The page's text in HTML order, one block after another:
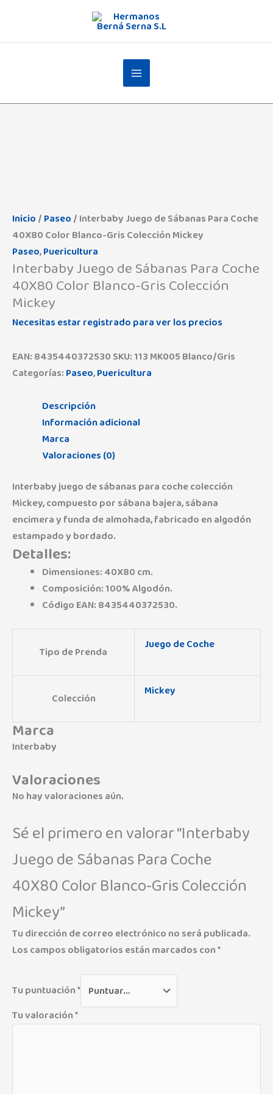
contenido
Inicio/Paseo/ Interbaby Juego de Sábanas Para Coche
40X80 Color Blanco-Gris Colección Mickey
Paseo,Puericultura
Interbaby Juego de Sábanas Para Coche
40X80 Color Blanco-Gris Colección
Mickey
Necesitas estar registrado para ver los precios
EAN:8435440372530SKU:113 MK005 Blanco/Gris
Categorías:Paseo,Puericultura
Descripción
Información adicional
Marca
Valoraciones (0)
Interbaby juego de sábanas para coche colección
Mickey, compuesto por sábana bajera, sábana
encimera y funda de almohada, fabricado en algodón
estampado y bordado.
Detalles:
Dimensiones: 40X80 cm.
Composición: 100% Algodón.
Código EAN: 8435440372530.
Tipo de Prenda Juego de Coche
Colección Mickey
Marca
Interbaby
Valoraciones
No hay valoraciones aún.
Sé el primero en valorar “Interbaby
Juego de Sábanas Para Coche
40X80 Color Blanco-Gris Colección
Mickey”
Tu dirección de correo electrónico no será publicada.
Los campos obligatorios están marcados con*
Tu puntuación*
Tu valoración*